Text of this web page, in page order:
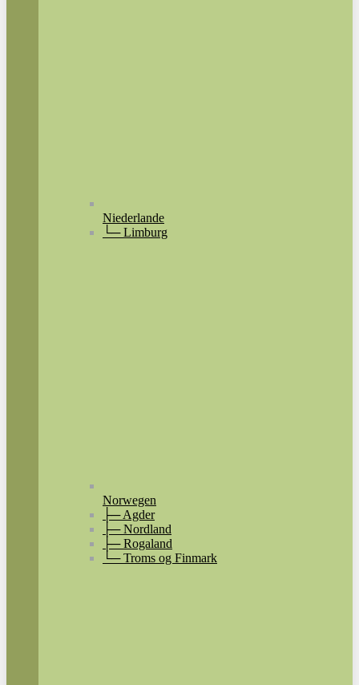
Niederlande
└─ Limburg
Norwegen
├─ Agder
├─ Nordland
├─ Rogaland
└─ Troms og Finmark